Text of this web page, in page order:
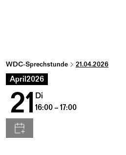
WDC-Sprechstunde 21.04.2026
April2026
21 Di
16:00 – 17:00